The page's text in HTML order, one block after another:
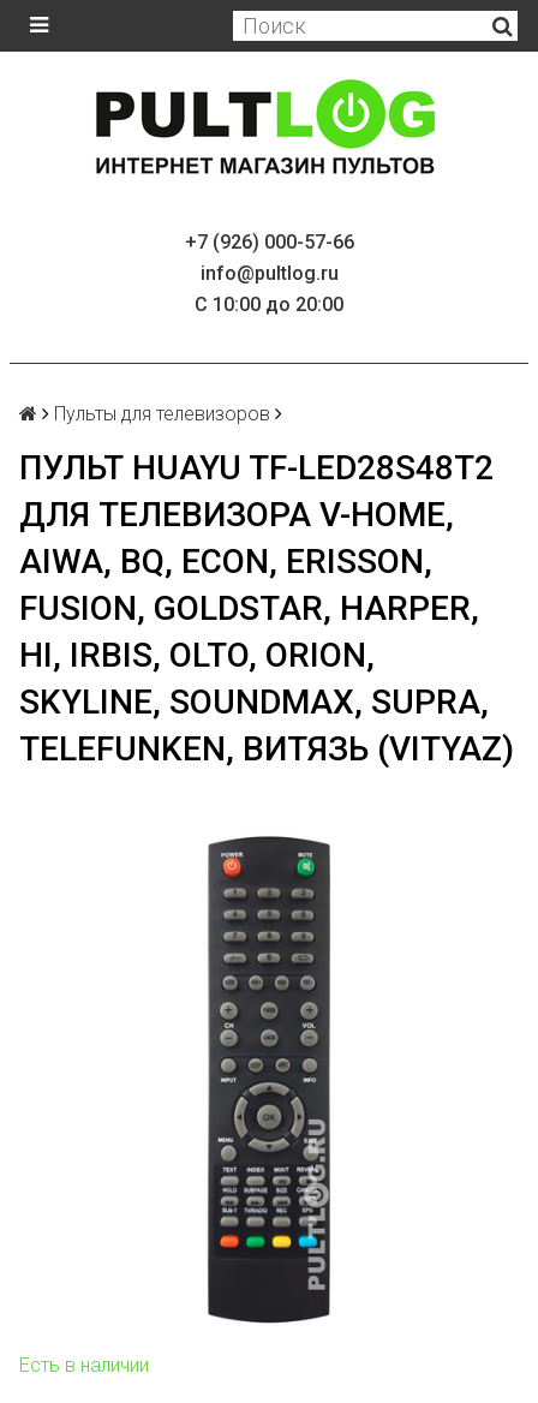
+7 (926) 000-57-66
info@pultlog.ru
С 10:00 до 20:00
Пульты для телевизоров
ПУЛЬТ HUAYU TF-LED28S48T2
ДЛЯ ТЕЛЕВИЗОРА V-HOME,
AIWA, BQ, ECON, ERISSON,
FUSION, GOLDSTAR, HARPER,
HI, IRBIS, OLTO, ORION,
SKYLINE, SOUNDMAX, SUPRA,
TELEFUNKEN, ВИТЯЗЬ (VITYAZ)
Есть в наличии